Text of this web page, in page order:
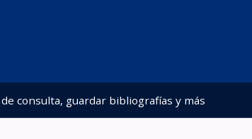
consulta, guardar bibliografías y más